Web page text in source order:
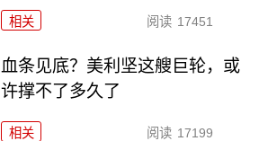
相关 阅读 17451
血条见底？美利坚这艘巨轮，或
许撑不了多久了
相关 阅读 17199